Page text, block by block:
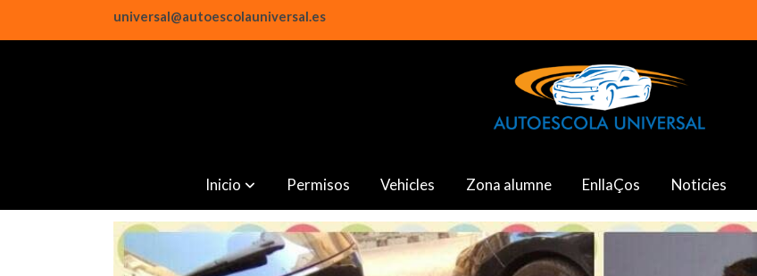
universal@autoescolauniversal.es
Inicio Permisos Vehicles Zona alumne EnllaÇos Noticies